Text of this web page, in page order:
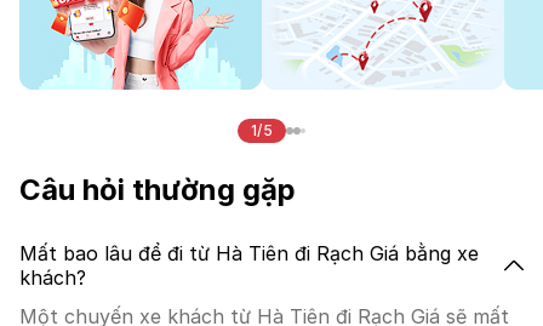
1/5
Câu hỏi thường gặp
Mất bao lâu để đi từ Hà Tiên đi Rạch Giá bằng xe
khách?
Một chuyến xe khách từ Hà Tiên đi Rạch Giá sẽ mất